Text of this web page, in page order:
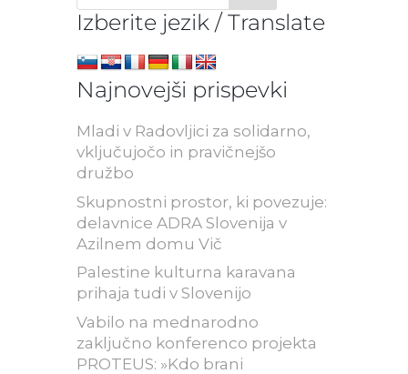
Izberite jezik / Translate
Najnovejši prispevki
Mladi v Radovljici za solidarno,
vključujočo in pravičnejšo
družbo
Skupnostni prostor, ki povezuje:
delavnice ADRA Slovenija v
Azilnem domu Vič
Palestine kulturna karavana
prihaja tudi v Slovenijo
Vabilo na mednarodno
zaključno konferenco projekta
PROTEUS: »Kdo brani